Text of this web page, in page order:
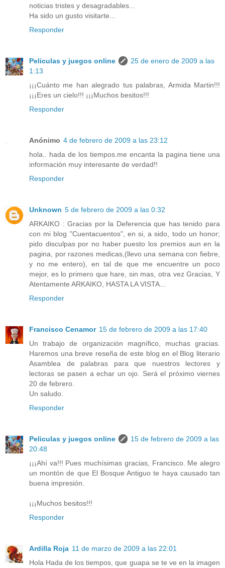
noticias tristes y desagradables...
Ha sido un gusto visitarte...
Responder
Peliculas y juegos online
25 de enero de 2009 a las
1:13
¡¡¡Cuánto me han alegrado tus palabras, Armida Martin!!!
¡¡¡Eres un cielo!!! ¡¡¡Muchos besitos!!!
Responder
Anónimo 4 de febrero de 2009 a las 23:12
hola.. hada de los tiempos.me encanta la pagina tiene una
informaciòn muy interesante de verdad!!
Responder
Unknown 5 de febrero de 2009 a las 0:32
ARKAIKO : Gracias por la Deferencia que has tenido para
con mi blog "Cuentacuentos", en si, a sido, todo un honor;
pido disculpas por no haber puesto los premios aun en la
pagina, por razones medicas,(llevo una semana con fiebre,
y no me entero), en tal de que me encuentre un poco
mejor, es lo primero que hare, sin mas, otra vez Gracias, Y
Atentamente ARKAIKO, HASTA LA VISTA...
Responder
Francisco Cenamor 15 de febrero de 2009 a las 17:40
Un trabajo de organización magnífico, muchas gracias.
Haremos una breve reseña de este blog en el Blog literario
Asamblea de palabras para que nuestros lectores y
lectoras se pasen a echar un ojo. Será el próximo viernes
20 de febrero.
Un saludo.
Responder
Peliculas y juegos online
15 de febrero de 2009 a las
20:48
¡¡¡Ahí va!!! Pues muchísimas gracias, Francisco. Me alegro
un montón de que El Bosque Antiguo te haya causado tan
buena impresión.
¡¡¡Muchos besitos!!!
Responder
Ardilla Roja 11 de marzo de 2009 a las 22:01
Hola Hada de los tiempos, que guapa se te ve en la imagen